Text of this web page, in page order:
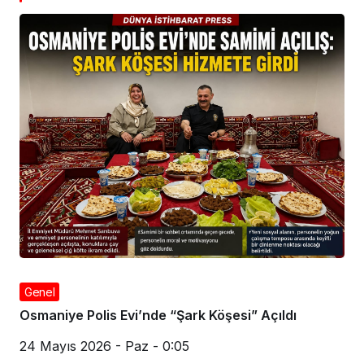
Genel
Osmaniye Polis Evi’nde “Şark Köşesi” Açıldı
24 Mayıs 2026 - Paz - 0:05